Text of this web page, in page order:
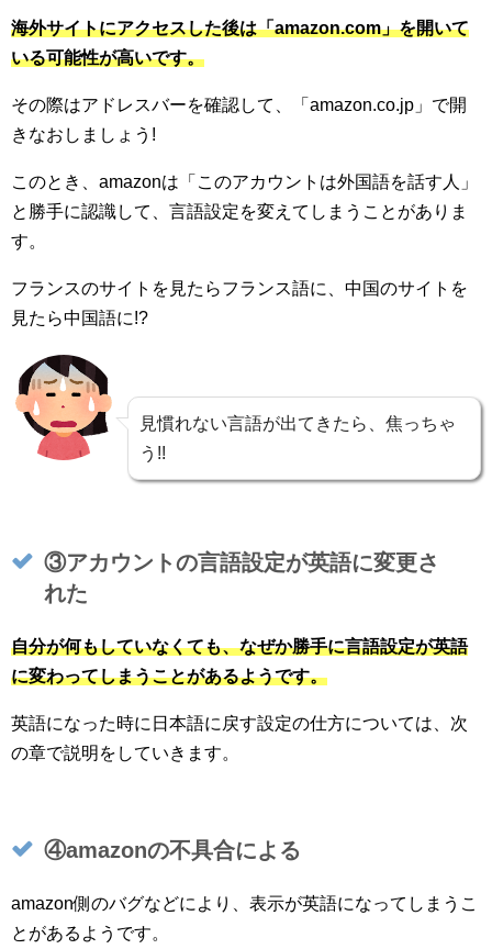
海外サイトにアクセスした後は「amazon.com」を開いて
いる可能性が高いです。
その際はアドレスバーを確認して、「amazon.co.jp」で開
きなおしましょう!
このとき、amazonは「このアカウントは外国語を話す人」
と勝手に認識して、言語設定を変えてしまうことがありま
す。
フランスのサイトを見たらフランス語に、中国のサイトを
見たら中国語に!?
見慣れない言語が出てきたら、焦っちゃ
う!!
③アカウントの言語設定が英語に変更さ
れた
自分が何もしていなくても、なぜか勝手に言語設定が英語
に変わってしまうことがあるようです。
英語になった時に日本語に戻す設定の仕方については、次
の章で説明をしていきます。
④amazonの不具合による
amazon側のバグなどにより、表示が英語になってしまうこ
とがあるようです。